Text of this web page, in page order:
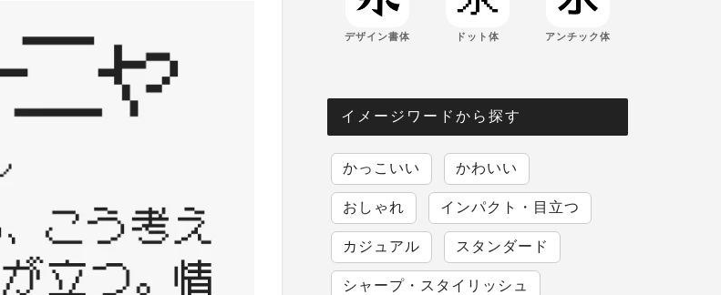
デザイン書体 ドット体 アンチック体
イメージワードから探す
かっこいい かわいい
おしゃれ インパクト・目立つ
カジュアル スタンダード
シャープ・スタイリッシュ